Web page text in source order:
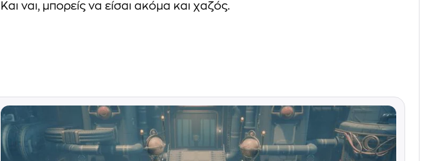
Και ναι, μπορείς να είσαι ακόμα και χαζός.